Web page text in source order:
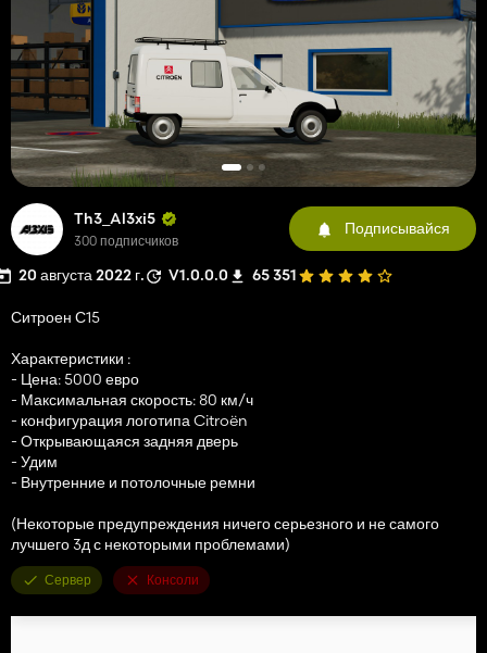
Th3_Al3xi5
300 подписчиков
Подписывайся
20 августа 2022 г. V1.0.0.0 65 351
Ситроен С15
Характеристики :
- Цена: 5000 евро
- Максимальная скорость: 80 км/ч
- конфигурация логотипа Citroën
- Открывающаяся задняя дверь
- Удим
- Внутренние и потолочные ремни
(Некоторые предупреждения ничего серьезного и не самого
лучшего 3д с некоторыми проблемами)
Сервер Консоли